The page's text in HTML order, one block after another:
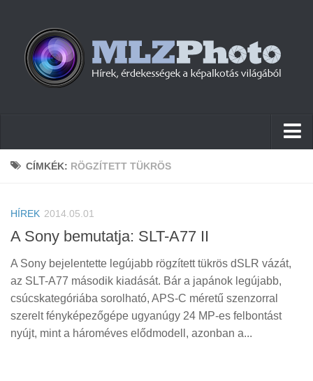
Hírek
Cikkek
Szoftver
Firmware
Tudástár
Tanácsok
Érdekességek
CÍMKÉK: RÖGZÍTETT TÜKRÖS
HÍREK 2014.05.01
A Sony bemutatja: SLT-A77 II
A Sony bejelentette legújabb rögzített tükrös dSLR vázát,
az SLT-A77 második kiadását. Bár a japánok legújabb,
csúcskategóriába sorolható, APS-C méretű szenzorral
szerelt fényképezőgépe ugyanúgy 24 MP-es felbontást
nyújt, mint a hároméves elődmodell, azonban a...